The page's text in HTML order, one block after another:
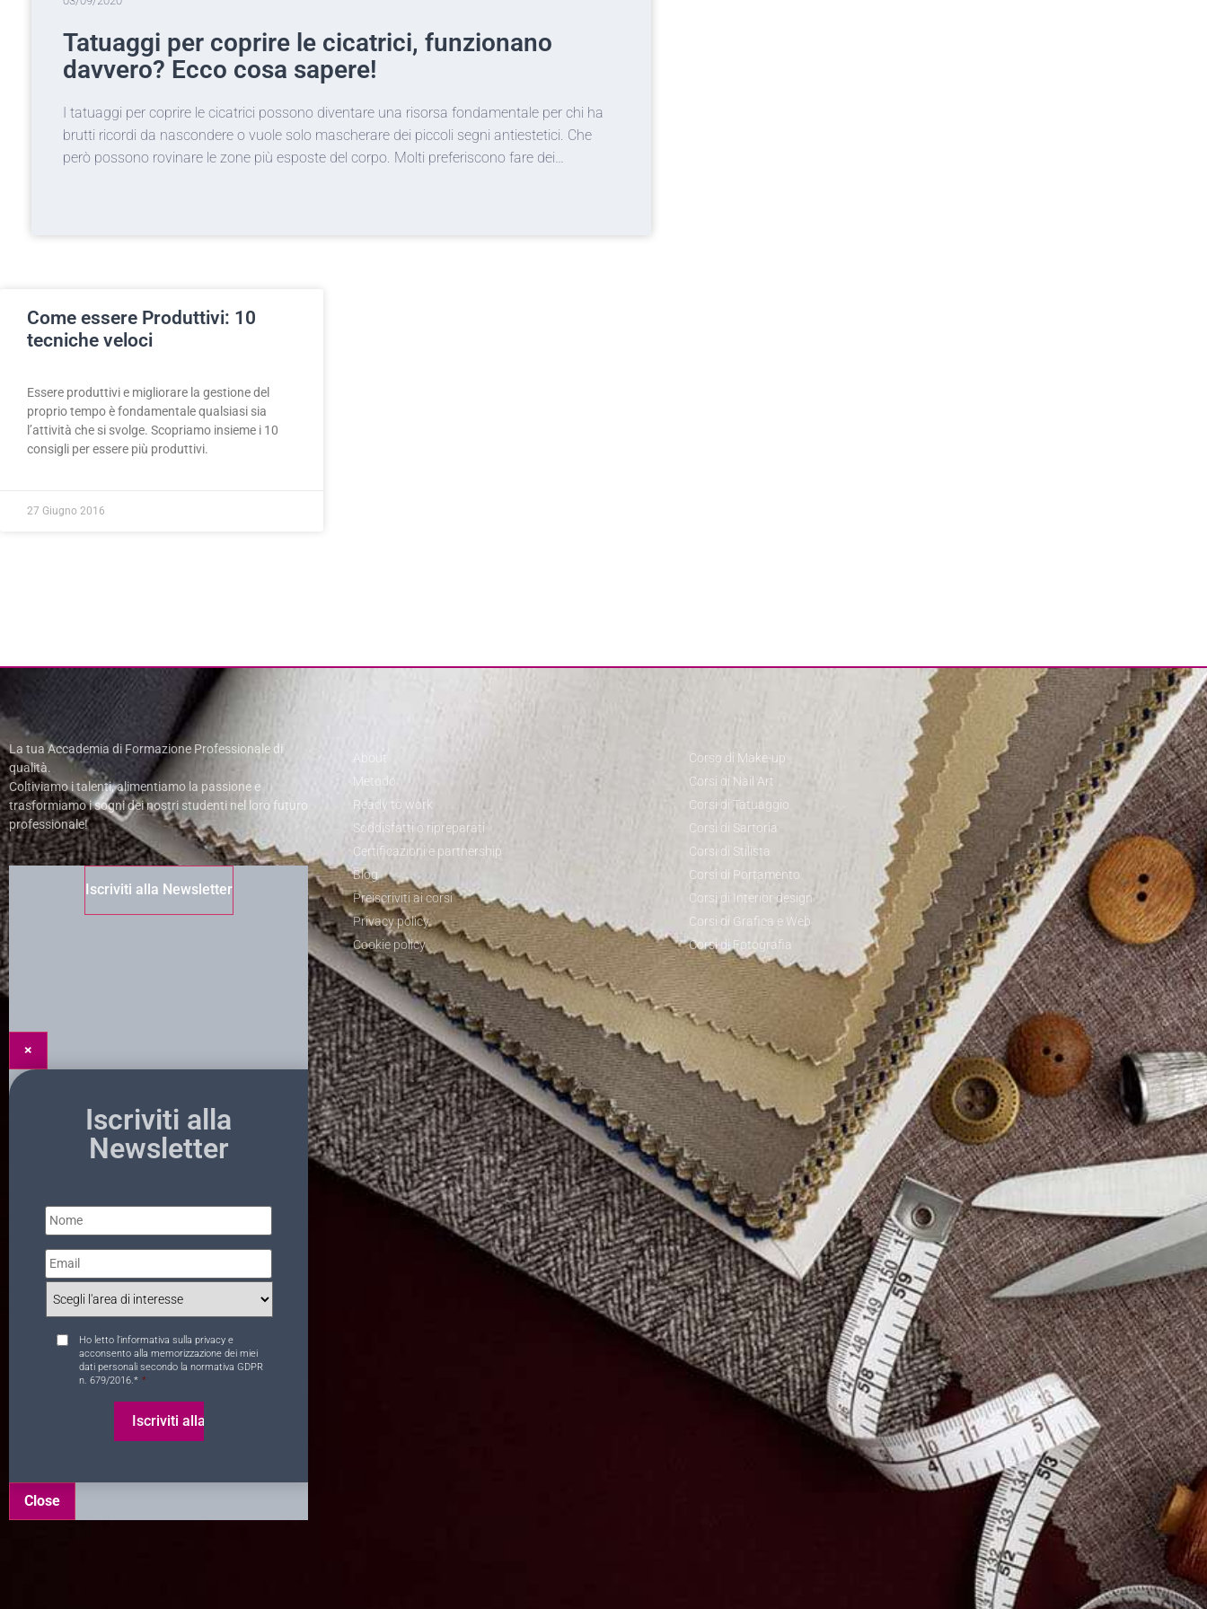
funzionano
risorsa fondamentale per chi ha
piccoli segni antiestetici. Che
Molti preferiscono fare dei…
Attrezzatura per studio fotografico
professionale: cosa serve per iniziare?
Sei alle prime armi o sei un fotografo con buone ambizioni? Vuoi sapere qual è
l'attrezzatura per studio fotografico necessaria a realizzare la tua prima sala di posa con
cui intraprendere la tua attività lavorativa in maniera seria? La domanda è…
Come essere Produttivi: 10
tecniche veloci
Essere produttivi e migliorare la gestione del
proprio tempo è fondamentale qualsiasi sia
l’attività che si svolge. Scopriamo insieme i 10
consigli per essere più produttivi.
27 Giugno 2016
La tua Accademia di Formazione Professionale di
qualità.
Coltiviamo i talenti, alimentiamo la passione e
trasformiamo i sogni dei nostri studenti nel loro futuro
professionale!
Iscriviti alla Newsletter
×
Iscriviti alla
Newsletter
Nome *
Email *
Consent *
Ho letto l’informativa sulla privacy e
acconsento alla memorizzazione dei miei
dati personali secondo la normativa GDPR
n. 679/2016.* *
Close
About
Metodo
Ready to work
Soddisfatti o ripreparati
Certificazioni e partnership
Blog
Preiscriviti ai corsi
Privacy policy
Cookie policy
Corso di Make-up
Corsi di Nail Art
Corsi di Tatuaggio
Corsi di Sartoria
Corsi di Stilista
Corsi di Portamento
Corsi di Interior design
Corsi di Grafica e Web
Corsi di Fotografia